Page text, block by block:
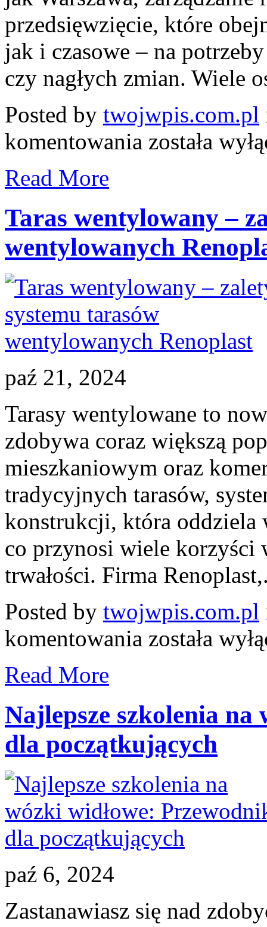
przedsięwzięcie, które
jak i czasowe – na
czy nagłych zmian. Wiele
Posted by twojwpis.com.pl
komentowania
zajmuje
została
Read More
Taras wentylowany –
wentylowanych
paź 21, 2024
Tarasy wentylowane to
zdobywa coraz większą
mieszkaniowym oraz
tradycyjnych tarasów,
konstrukcji, która oddziela
co przynosi wiele korzyści
trwałości. Firma
Posted by twojwpis.com.pl
komentowania
wentylowany
Renoplast
została
Read More
Najlepsze szkolenia na
dla początkujących
paź 6, 2024
Zastanawiasz się nad